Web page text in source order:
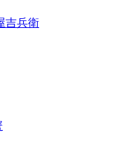
吉兵衛